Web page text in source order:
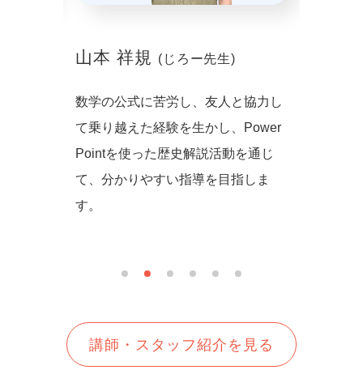
山本 祥規 (じろー先生)
数学の公式に苦労し、友人と協力し
て乗り越えた経験を生かし、Power
Pointを使った歴史解説活動を通じ
て、分かりやすい指導を目指しま
す。
講師・スタッフ紹介を見る